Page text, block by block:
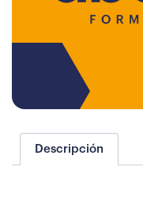
Descripción